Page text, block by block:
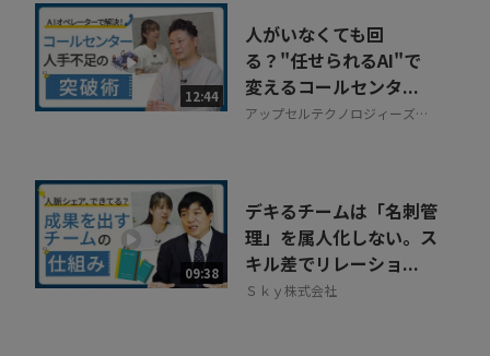
12:44
人がいなくても回
る？"任せられるAI"で
変えるコールセンタ...
アップセルテクノロジィーズ株
09:38
デキるチームは「名刺管
理」を属人化しない。ス
キル差でリレーショ...
Ｓｋｙ株式会社